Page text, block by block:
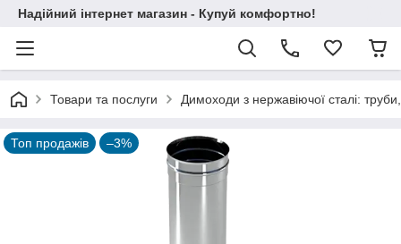
Надійний інтернет магазин - Купуй комфортно!
Товари та послуги Димоходи з нержавіючої сталі:
Топ продажів –3%